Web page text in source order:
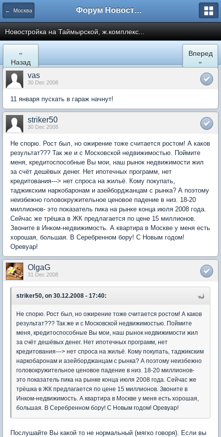
← Москва Форум Новостройки
Новостройка на Таймырской, ж.комплекс...
«
Назад
Вперед
»
vas
30 Dec 2008
11 января пускать в гараж начнут!
striker50
30 Dec 2008
Не спорю. Рост был, но ожирение тоже считается ростом! А каков
результат??? Так же и с Московской недвижимостью. Поймите
меня, кредитоспособные Вы мои, наш рынок недвижимости жил
за счёт дешёвых денег. Нет ипотечных программ, нет
кредитования---> нет спроса на жильё. Кому покупать,
таджикским наркобаронам и азейборджанцам с рынка? А поэтому
неизбежно головокружительное ценовое падение в низ. 18-20
миллионов- это показатель пика на рынке конца июля 2008 года.
Сейчас же трёшка в ЖК предлагается по цене 15 миллионов.
Звоните в Инком-недвижимость. А квартира в Москве у меня есть
хорошая, большая. В Серебренном бору! С Новым годом!
Оревуар!
OlgaG
31 Dec 2008
striker50, on 30.12.2008 - 17:40:
Не спорю. Рост был, но ожирение тоже считается ростом! А каков
результат??? Так же и с Московской недвижимостью. Поймите
меня, кредитоспособные Вы мои, наш рынок недвижимости жил
за счёт дешёвых денег. Нет ипотечных программ, нет
кредитования---> нет спроса на жильё. Кому покупать, таджикским
наркобаронам и азейборджанцам с рынка? А поэтому неизбежно
головокружительное ценовое падение в низ. 18-20 миллионов-
это показатель пика на рынке конца июля 2008 года. Сейчас же
трёшка в ЖК предлагается по цене 15 миллионов. Звоните в
Инком-недвижимость. А квартира в Москве у меня есть хорошая,
большая. В Серебренном бору! С Новым годом! Оревуар!
Послушайте Вы какой то не нормальный (мягко говоря). Если вы